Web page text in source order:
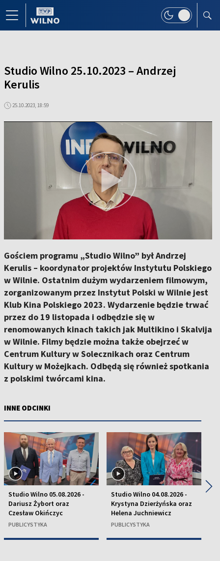
Studio Wilno 25.10.2023 – Andrzej
Kerulis
25.10.2023, 18:59
Gościem programu „Studio Wilno” był Andrzej
Kerulis – koordynator projektów Instytutu Polskiego
w Wilnie. Ostatnim dużym wydarzeniem filmowym,
zorganizowanym przez Instytut Polski w Wilnie jest
Klub Kina Polskiego 2023. Wydarzenie będzie trwać
przez do 19 listopada i odbędzie się w
renomowanych kinach takich jak Multikino i Skalvija
w Wilnie. Filmy będzie można także obejrzeć w
Centrum Kultury w Solecznikach oraz Centrum
Kultury w Możejkach. Odbędą się również spotkania
z polskimi twórcami kina.
INNE ODCINKI
Studio Wilno 05.08.2026 -
Dariusz Żybort oraz
Czesław Okińczyc
PUBLICYSTYKA
Studio Wilno 04.08.2026 -
Krystyna Dzierżyńska oraz
Helena Juchniewicz
PUBLICYSTYKA
▶